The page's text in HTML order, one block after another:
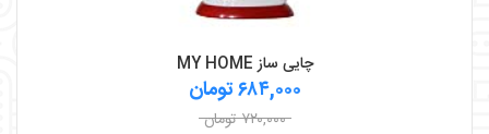
چایی ساز MY HOME
۶۸۴,۰۰۰ تومان
۷۲۰,۰۰۰ تومان